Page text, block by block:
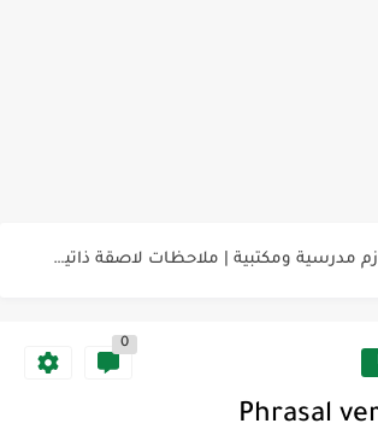
لوازم مدرسية ومكتبية | ملاحظات لاصقة ذاتية على شكل قلب...
The Winter
0
Phrasal